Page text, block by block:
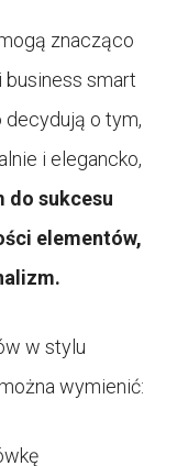
znacząco
smart
decydują o tym,
i elegancko,
do sukcesu
elementów,
w stylu
wymienić: